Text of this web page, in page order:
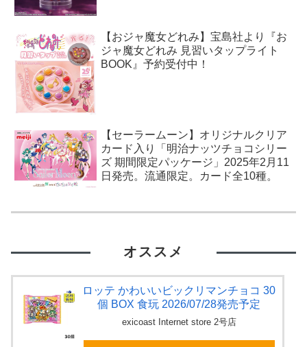
【おジャ魔女どれみ】宝島社より『お
ジャ魔女どれみ 見習いタップライト
BOOK』予約受付中！
【セーラームーン】オリジナルクリア
カード入り「明治ナッツチョコシリー
ズ 期間限定パッケージ」2025年2月11
日発売。流通限定。カード全10種。
オススメ
ロッテ かわいいビックリマンチョコ 30
個 BOX 食玩 2026/07/28発売予定
exicoast Internet store 2号店